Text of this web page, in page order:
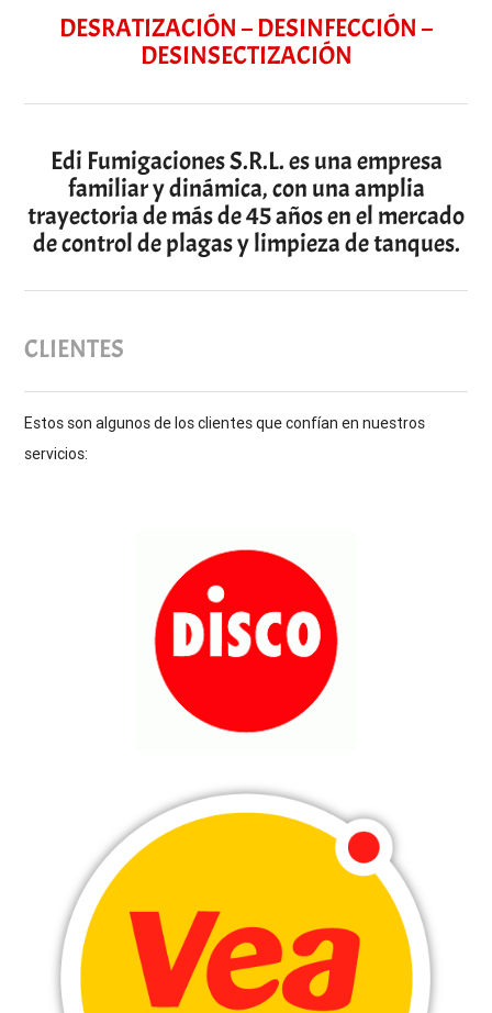
DESRATIZACIÓN – DESINFECCIÓN –
DESINSECTIZACIÓN
Edi Fumigaciones S.R.L. es una empresa
familiar y dinámica, con una amplia
trayectoria de más de 45 años en el mercado
de control de plagas y limpieza de tanques.
CLIENTES
Estos son algunos de los clientes que confían en nuestros
servicios: